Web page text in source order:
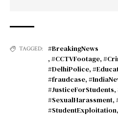
TAGGED:
#BreakingNews
, #CCTVFootage,
#DelhiPolice,
#fraudcase,
#JusticeForStudents,
#SexualHarassment,
#StudentExploitation,